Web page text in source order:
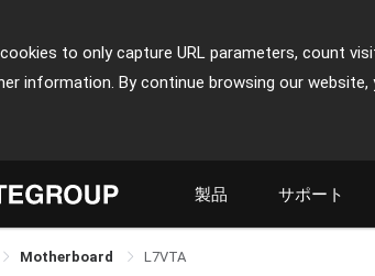
to only capture URL parameters, count
information. By continue browsing our website,
製品 サポート
Motherboard L7VTA